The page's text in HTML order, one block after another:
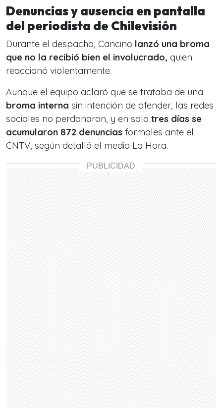
Denuncias y ausencia en pantalla
del periodista de Chilevisión
Durante el despacho, Cancino lanzó una broma
que no la recibió bien el involucrado, quien
reaccionó violentamente.
Aunque el equipo aclaró que se trataba de una
broma interna sin intención de ofender, las redes
sociales no perdonaron, y en solo tres días se
acumularon 872 denuncias formales ante el
CNTV, según detalló el medio La Hora.